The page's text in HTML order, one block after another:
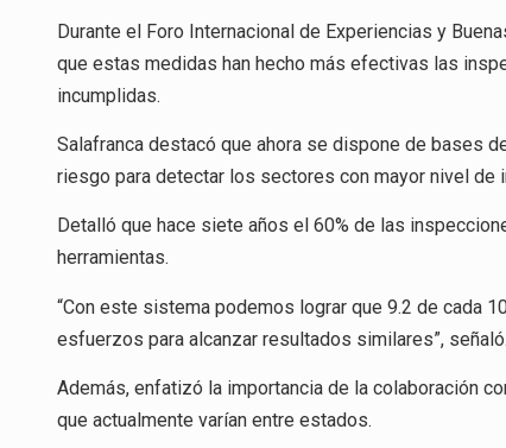
Durante el Foro Internacional de Experiencias y
que estas medidas han hecho más efectivas las
incumplidas.
Salafranca destacó que ahora se dispone de bases
riesgo para detectar los sectores con mayor nivel de
Detalló que hace siete años el 60% de las
herramientas.
“Con este sistema podemos lograr que 9.2 de cada
esfuerzos para alcanzar resultados similares”, señaló.
Además, enfatizó la importancia de la colaboración
que actualmente varían entre estados.